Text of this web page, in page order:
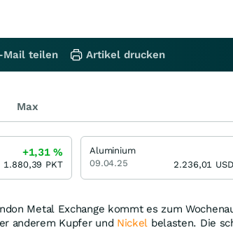
Metal Exchange kommt es zum
anderem Kupfer und Nickel belasten. Die
Mail teilen Artikel drucken
Max
+1,31%
1.880,39 PKT
Aluminium
09.04.25
2.236,01 USD